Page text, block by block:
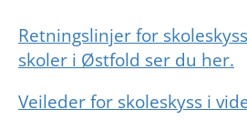
Retningslinjer for
skoler i Østfold ser du her.
Veileder for skoleskyss i